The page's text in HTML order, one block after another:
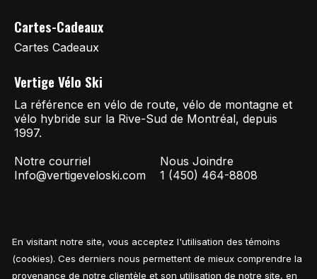
Cartes-Cadeaux
Cartes Cadeaux
Vertige Vélo Ski
La référence en vélo de route, vélo de montagne et
vélo hybride sur la Rive-Sud de Montréal, depuis
1997.
Notre courriel
Info@vertigeveloski.com
Nous Joindre
1 (450) 464-8808
© Copyright 2026 Vertige Vélo Ski Fil RSS
En visitant notre site, vous acceptez l'utilisation des témoins
(cookies). Ces derniers nous permettent de mieux comprendre la
provenance de notre clientèle et son utilisation de notre site, en